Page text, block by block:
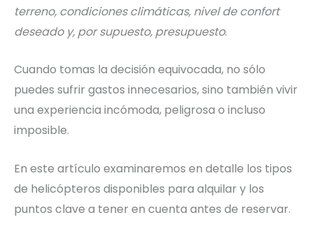
terreno, condiciones climáticas, nivel de confort
deseado y, por supuesto, presupuesto.
Cuando tomas la decisión equivocada, no sólo
puedes sufrir gastos innecesarios, sino también vivir
una experiencia incómoda, peligrosa o incluso
imposible.
En este artículo examinaremos en detalle los tipos
de helicópteros disponibles para alquilar y los
puntos clave a tener en cuenta antes de reservar.